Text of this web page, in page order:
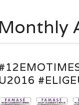
Monthly
U2016